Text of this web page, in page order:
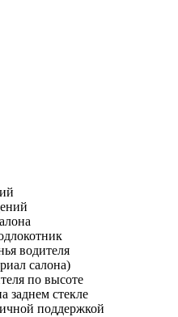
водителя
салона)
по высоте
заднем стекле
поддержкой